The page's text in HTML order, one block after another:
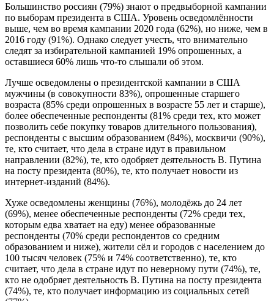
Большинство россиян (79%) знают о предвыборной кампании
по выборам президента в США. Уровень осведомлённости
выше, чем во время кампании 2020 года (62%), но ниже, чем в
2016 году (91%). Однако следует учесть, что внимательно
следят за избирательной кампанией 19% опрошенных, а
оставшиеся 60% лишь что-то слышали об этом.
Лучше осведомлены о президентской кампании в США
мужчины (в совокупности 83%), опрошенные старшего
возраста (85% среди опрошенных в возрасте 55 лет и старше),
более обеспеченные респонденты (81% среди тех, кто может
позволить себе покупку товаров длительного пользования),
респонденты с высшим образованием (84%), москвичи (90%),
те, кто считает, что дела в стране идут в правильном
направлении (82%), те, кто одобряет деятельность В. Путина
на посту президента (80%), те, кто получает новости из
интернет-изданий (84%).
Хуже осведомлены женщины (76%), молодёжь до 24 лет
(69%), менее обеспеченные респонденты (72% среди тех,
которым едва хватает на еду) менее образованные
респонденты (70% среди респондентов со средним
образованием и ниже), жители сёл и городов с населением до
100 тысяч человек (75% и 74% соответственно), те, кто
считает, что дела в стране идут по неверному пути (74%), те,
кто не одобряет деятельность В. Путина на посту президента
(74%), те, кто получает информацию из социальных сетей